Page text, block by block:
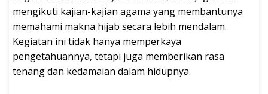
mengikuti kajian-kajian agama yang membantunya
memahami makna hijab secara lebih mendalam.
Kegiatan ini tidak hanya memperkaya
pengetahuannya, tetapi juga memberikan rasa
tenang dan kedamaian dalam hidupnya.